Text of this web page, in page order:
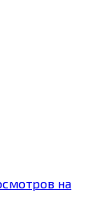
на